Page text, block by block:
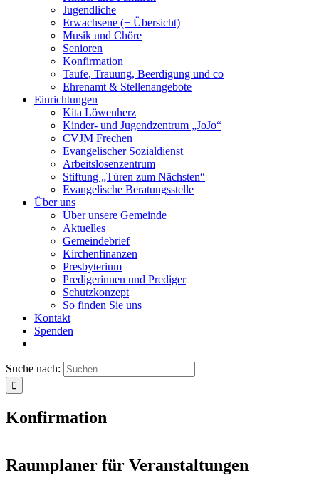
Jugendliche
Erwachsene (+ Übersicht)
Musik und Chöre
Senioren
Konfirmation
Taufe, Trauung, Beerdigung und co
Ehrenamt & Stellenangebote
Einrichtungen
Kita Löwenherz
Kinder- und Jugendzentrum „JoJo“
CVJM Frechen
Evangelischer Sozialdienst
Arbeitslosenzentrum
Stiftung „Türen zum Nächsten“
Evangelische Beratungsstelle
Über uns
Über unsere Gemeinde
Aktuelles
Gemeindebrief
Kirchenfinanzen
Presbyterium
Predigerinnen und Prediger
Schutzkonzept
So finden Sie uns
Kontakt
Spenden
Suche nach:
Konfirmation
Raumplaner für Veranstaltungen